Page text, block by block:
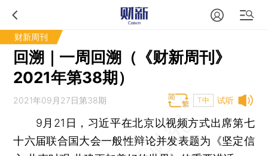
财新周刊
回溯｜一周回溯（《财新周刊》
2021年第38期）
试听
2021年09月27日第38期 T中
9月21日，习近平在北京以视频方式出席第七
十六届联合国大会一般性辩论并发表题为《坚定信